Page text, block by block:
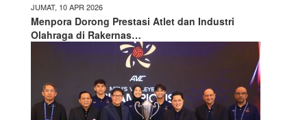
JUMAT, 10 APR 2026
Menpora Dorong Prestasi Atlet dan Industri
Olahraga di Rakernas…